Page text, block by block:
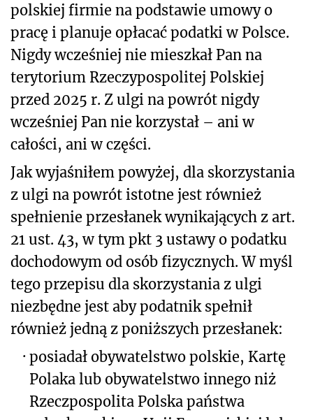
polskiej firmie na podstawie umowy o
pracę i planuje opłacać podatki w Polsce.
Nigdy wcześniej nie mieszkał Pan na
terytorium Rzeczypospolitej Polskiej
przed 2025 r. Z ulgi na powrót nigdy
wcześniej Pan nie korzystał – ani w
całości, ani w części.
Jak wyjaśniłem powyżej, dla skorzystania
z ulgi na powrót istotne jest również
spełnienie przesłanek wynikających z art.
21 ust. 43, w tym pkt 3 ustawy o podatku
dochodowym od osób fizycznych. W myśl
tego przepisu dla skorzystania z ulgi
niezbędne jest aby podatnik spełnił
również jedną z poniższych przesłanek:
· posiadał obywatelstwo polskie, Kartę
Polaka lub obywatelstwo innego niż
Rzeczpospolita Polska państwa